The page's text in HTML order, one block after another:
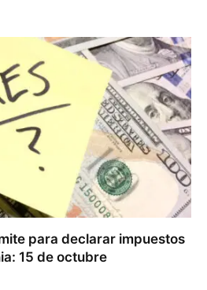
para declarar impuestos
15 de octubre